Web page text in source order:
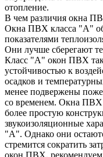
отопление.
В чем различия окна
Окна ПВХ класса "А"
показателями
Они лучше сберегают
Класс "А" окон ПВХ
устойчивостью к
осадков и
менее подвержены
со временем. Окна
более простую
звукоизоляционные
"А". Однако они
стремится сократить
окон ПВХ, рекомендуем